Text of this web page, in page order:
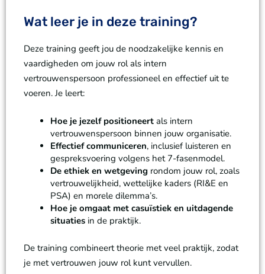
Wat leer je in deze training?
Deze training geeft jou de noodzakelijke kennis en
vaardigheden om jouw rol als intern
vertrouwenspersoon professioneel en effectief uit te
voeren. Je leert:
Hoe je jezelf positioneert als intern
vertrouwenspersoon binnen jouw organisatie.
Effectief communiceren, inclusief luisteren en
gespreksvoering volgens het 7-fasenmodel.
De ethiek en wetgeving rondom jouw rol, zoals
vertrouwelijkheid, wettelijke kaders (RI&E en
PSA) en morele dilemma’s.
Hoe je omgaat met casuïstiek en uitdagende
situaties in de praktijk.
De training combineert theorie met veel praktijk, zodat
je met vertrouwen jouw rol kunt vervullen.